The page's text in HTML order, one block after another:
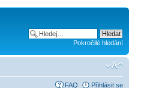
Pokročilé hledání
FAQ Přihlásit se